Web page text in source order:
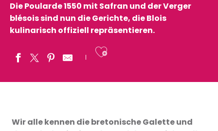
Die Poularde 1550 mit Safran und der Verger
blésois sind nun die Gerichte, die Blois
kulinarisch offiziell repräsentieren.
Ajouter aux
Wir alle kennen die bretonische Galette und